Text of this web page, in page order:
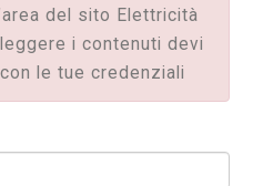
del sito Elettricità
i contenuti devi
le tue credenziali